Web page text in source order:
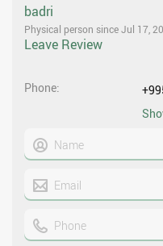
badri
Physical person since Jul 17,
Leave Review
Phone